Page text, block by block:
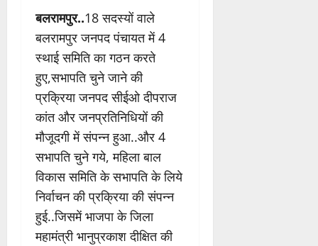
बलरामपुर..18 सदस्यों वाले
बलरामपुर जनपद पंचायत में 4
स्थाई समिति का गठन करते
हुए,सभापति चुने जाने की
प्रक्रिया जनपद सीईओ दीपराज
कांत और जनप्रतिनिधियों की
मौजूदगी में संपन्न हुआ..और 4
सभापति चुने गये, महिला बाल
विकास समिति के सभापति के लिये
निर्वाचन की प्रक्रिया की संपन्न
हुई..जिसमें भाजपा के जिला
महामंत्री भानुप्रकाश दीक्षित की